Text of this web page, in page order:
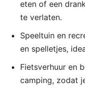
eten of een
te verlaten.
Speeltuin en
en spelletjes,
Fietsverhuur en
camping, zodat